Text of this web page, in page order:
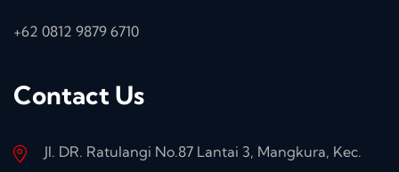
+62 0812 9879 6710
Contact Us
Jl. DR. Ratulangi No.87 Lantai 3, Mangkura, Kec.